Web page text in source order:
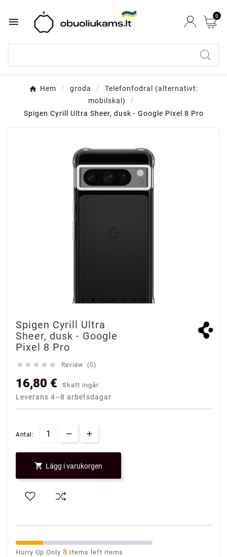
 0
Hem groda
Telefonfodral (alternativt:
mobilskal)
Spigen Cyrill Ultra Sheer, dusk - Google Pixel 8 Pro
Spigen Cyrill Ultra
Sheer, dusk - Google
Pixel 8 Pro
     Review (0)
16,80 € Skatt ingår
Leverans 4–8 arbetsdagar
Antal:
 Lägg i varukorgen
Hurry Up Only 8 Items left items